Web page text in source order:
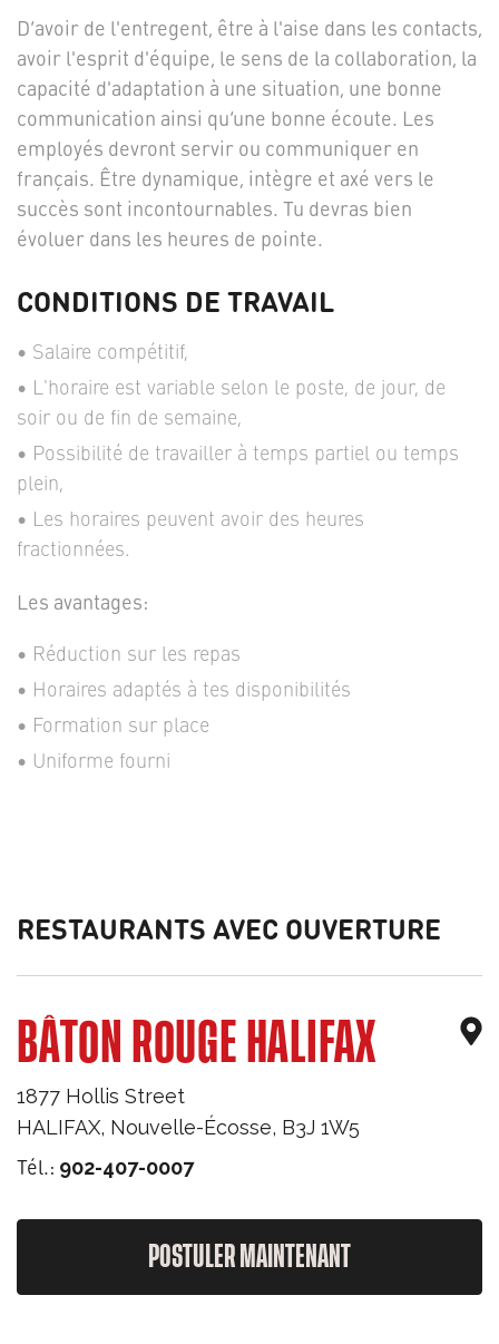
D’avoir de l'entregent, être à l'aise dans les contacts,
avoir l'esprit d'équipe, le sens de la collaboration, la
capacité d'adaptation à une situation, une bonne
communication ainsi qu’une bonne écoute. Les
employés devront servir ou communiquer en
français. Être dynamique, intègre et axé vers le
succès sont incontournables. Tu devras bien
évoluer dans les heures de pointe.
CONDITIONS DE TRAVAIL
Salaire compétitif,
L'horaire est variable selon le poste, de jour, de
soir ou de fin de semaine,
Possibilité de travailler à temps partiel ou temps
plein,
Les horaires peuvent avoir des heures
fractionnées.
Les avantages:
Réduction sur les repas
Horaires adaptés à tes disponibilités
Formation sur place
Uniforme fourni
RESTAURANTS AVEC OUVERTURE
BÂTON ROUGE HALIFAX
1877 Hollis Street
HALIFAX, Nouvelle-Écosse, B3J 1W5
Tél.: 902-407-0007
POSTULER MAINTENANT